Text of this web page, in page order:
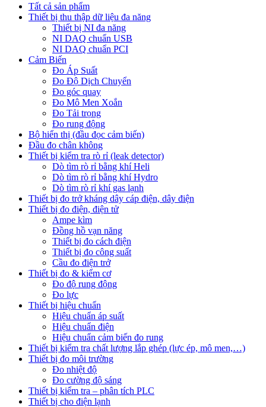
Tất cả sản phẩm
Thiết bị thu thập dữ liệu đa năng
Thiết bị NI đa năng
NI DAQ chuẩn USB
NI DAQ chuẩn PCI
Cảm Biến
Đo Áp Suất
Đo Độ Dịch Chuyển
Đo góc quay
Đo Mô Men Xoắn
Đo Tải trọng
Đo rung động
Bộ hiển thị (đầu đọc cảm biến)
Đầu đo chân không
Thiết bị kiểm tra rò rỉ (leak detector)
Dò tìm rò rỉ bằng khí Heli
Dò tìm rò rỉ bằng khí Hydro
Dò tìm rò rỉ khí gas lạnh
Thiết bị đo trở kháng dây cáp điện, dây điện
Thiết bị đo điện, điện tử
Ampe kìm
Đồng hồ vạn năng
Thiết bị đo cách điện
Thiết bị đo công suất
Cầu đo điện trở
Thiết bị đo & kiểm cơ
Đo độ rung động
Đo lực
Thiết bị hiệu chuẩn
Hiệu chuẩn áp suất
Hiệu chuẩn điện
Hiệu chuẩn cảm biến đo rung
Thiết bị kiểm tra chất lượng lắp ghép (lực ép, mô men,…)
Thiết bị đo môi trường
Đo nhiệt độ
Đo cường độ sáng
Thiết bị kiểm tra – phân tích PLC
Thiết bị cho điện lạnh